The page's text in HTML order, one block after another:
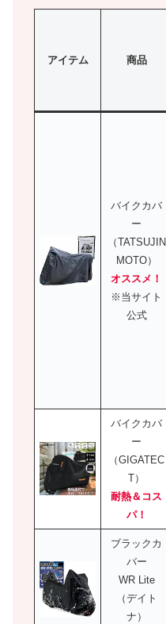
アイテム 商品
バイクカバ
ー
（TATSUJIN
MOTO）
オススメ！
※当サイト
公式
バイクカバ
ー
（GIGATEC
T）
耐熱＆コス
パ！
ブラックカ
バー
WR Lite
（デイト
ナ）